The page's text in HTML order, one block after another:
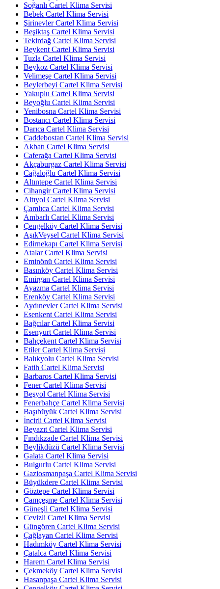
Soğanlı Cartel Klima Servisi
Bebek Cartel Klima Servisi
Şirinevler Cartel Klima Servisi
Beşiktaş Cartel Klima Servisi
Tekirdağ Cartel Klima Servisi
Beykent Cartel Klima Servisi
Tuzla Cartel Klima Servisi
Beykoz Cartel Klima Servisi
Velimeşe Cartel Klima Servisi
Beylerbeyi Cartel Klima Servisi
Yakuplu Cartel Klima Servisi
Beyoğlu Cartel Klima Servisi
Yenibosna Cartel Klima Servisi
Bostancı Cartel Klima Servisi
Darıca Cartel Klima Servisi
Caddebostan Cartel Klima Servisi
Akbatı Cartel Klima Servisi
Caferağa Cartel Klima Servisi
Akçaburgaz Cartel Klima Servisi
Cağaloğlu Cartel Klima Servisi
Altıntepe Cartel Klima Servisi
Cihangir Cartel Klima Servisi
Altıyol Cartel Klima Servisi
Çamlıca Cartel Klima Servisi
Ambarlı Cartel Klima Servisi
Çengelköy Cartel Klima Servisi
AşıkVeysel Cartel Klima Servisi
Edirnekapı Cartel Klima Servisi
Atalar Cartel Klima Servisi
Eminönü Cartel Klima Servisi
Basınköy Cartel Klima Servisi
Emirgan Cartel Klima Servisi
Ayazma Cartel Klima Servisi
Erenköy Cartel Klima Servisi
Aydınevler Cartel Klima Servisi
Esenkent Cartel Klima Servisi
Bağcılar Cartel Klima Servisi
Esenyurt Cartel Klima Servisi
Bahçekent Cartel Klima Servisi
Etiler Cartel Klima Servisi
Balıkyolu Cartel Klima Servisi
Fatih Cartel Klima Servisi
Barbaros Cartel Klima Servisi
Fener Cartel Klima Servisi
Beşyol Cartel Klima Servisi
Fenerbahçe Cartel Klima Servisi
Başıbüyük Cartel Klima Servisi
İncirli Cartel Klima Servisi
Beyazıt Cartel Klima Servisi
Fındıkzade Cartel Klima Servisi
Beylikdüzü Cartel Klima Servisi
Galata Cartel Klima Servisi
Bulgurlu Cartel Klima Servisi
Gaziosmanpaşa Cartel Klima Servisi
Büyükdere Cartel Klima Servisi
Göztepe Cartel Klima Servisi
Camçeşme Cartel Klima Servisi
Güneşli Cartel Klima Servisi
Cevizli Cartel Klima Servisi
Güngören Cartel Klima Servisi
Çağlayan Cartel Klima Servisi
Hadımköy Cartel Klima Servisi
Çatalca Cartel Klima Servisi
Harem Cartel Klima Servisi
Çekmeköy Cartel Klima Servisi
Hasanpaşa Cartel Klima Servisi